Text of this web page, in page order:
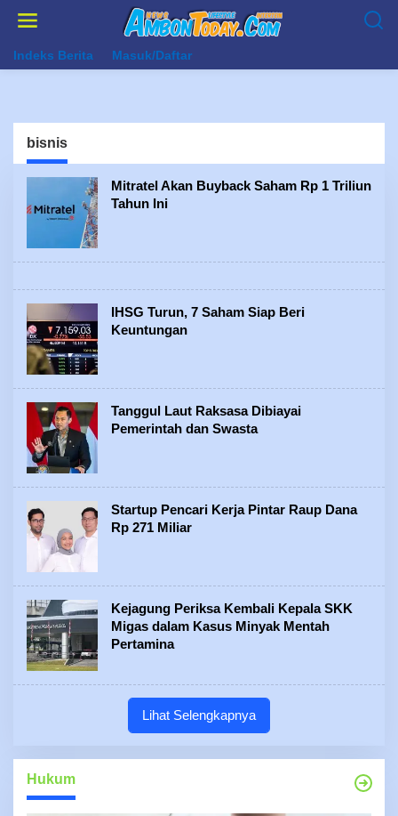
Indeks Berita Masuk/Daftar
bisnis
Mitratel Akan Buyback Saham Rp 1 Triliun
Tahun Ini
IHSG Turun, 7 Saham Siap Beri
Keuntungan
Tanggul Laut Raksasa Dibiayai
Pemerintah dan Swasta
Startup Pencari Kerja Pintar Raup Dana
Rp 271 Miliar
Kejagung Periksa Kembali Kepala SKK
Migas dalam Kasus Minyak Mentah
Pertamina
Lihat Selengkapnya
Hukum